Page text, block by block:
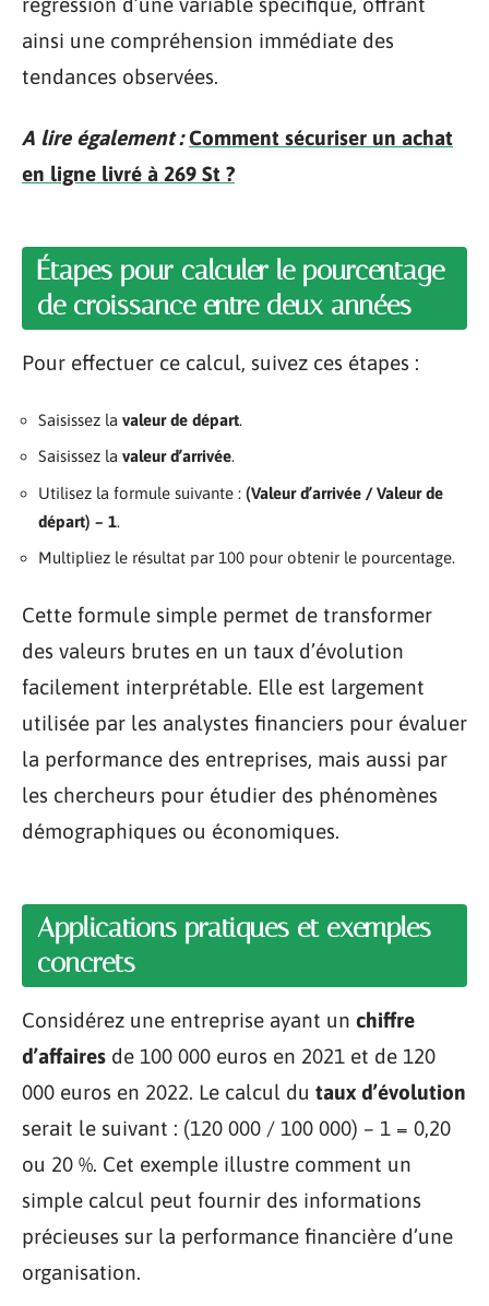
ainsi une compréhension immédiate des
tendances observées.
A lire également : Comment sécuriser un achat
en ligne livré à 269 St ?
Étapes pour calculer le pourcentage
de croissance entre deux années
Pour effectuer ce calcul, suivez ces étapes :
Saisissez la valeur de départ.
Saisissez la valeur d’arrivée.
Utilisez la formule suivante : (Valeur d’arrivée / Valeur de
départ) – 1.
Multipliez le résultat par 100 pour obtenir le pourcentage.
Cette formule simple permet de transformer
des valeurs brutes en un taux d’évolution
facilement interprétable. Elle est largement
utilisée par les analystes financiers pour évaluer
la performance des entreprises, mais aussi par
les chercheurs pour étudier des phénomènes
démographiques ou économiques.
Applications pratiques et exemples
concrets
Considérez une entreprise ayant un chiffre
d’affaires de 100 000 euros en 2021 et de 120
000 euros en 2022. Le calcul du taux d’évolution
serait le suivant : (120 000 / 100 000) – 1 = 0,20
ou 20 %. Cet exemple illustre comment un
simple calcul peut fournir des informations
précieuses sur la performance financière d’une
organisation.